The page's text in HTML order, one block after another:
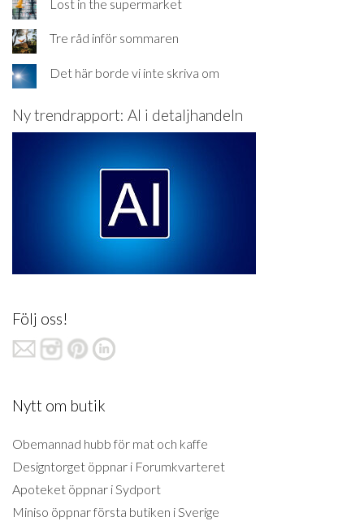
Lost in the supermarket
Tre råd inför sommaren
Det här borde vi inte skriva om
Ny trendrapport: AI i detaljhandeln
Följ oss!
Nytt om butik
Obemannad hubb för mat och kaffe
Designtorget öppnar i Forumkvarteret
Apoteket öppnar i Sydport
Miniso öppnar första butiken i Sverige